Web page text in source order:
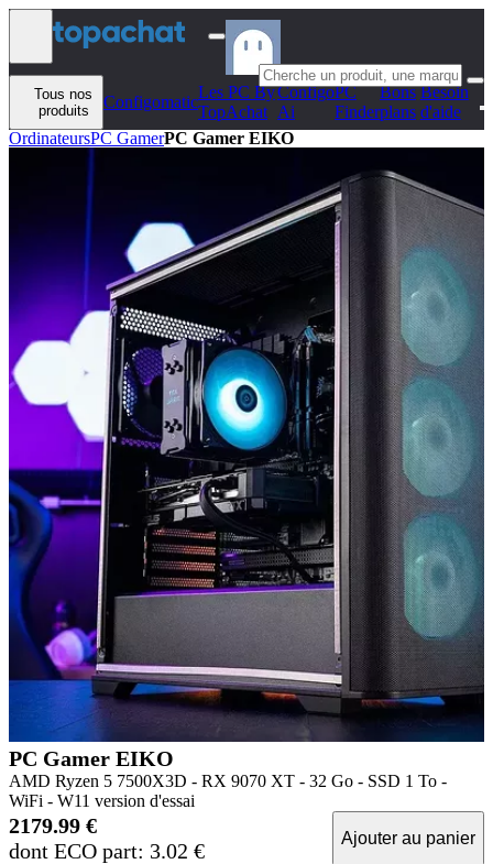
Aller au contenu
Tous nos
produits
Configomatic
Les PC By
TopAchat
Configo
Ai
PC
Finder
Bons
plans
Besoin
d'aide
OrdinateursPC GamerPC Gamer EIKO
PC Gamer EIKO
AMD Ryzen 5 7500X3D - RX 9070 XT - 32 Go - SSD 1 To -
WiFi - W11 version d'essai
2179.99 €
dont ECO part: 3.02 €
Ajouter au panier